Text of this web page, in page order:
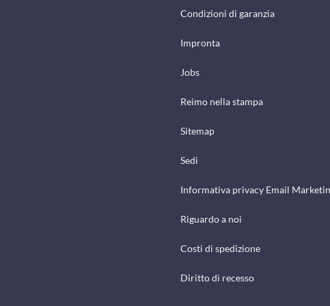
Condizioni di garanzia
Impronta
Jobs
Reimo nella stampa
Sitemap
Sedi
Informativa privacy Email
Riguardo a noi
Costi di spedizione
Diritto di recesso